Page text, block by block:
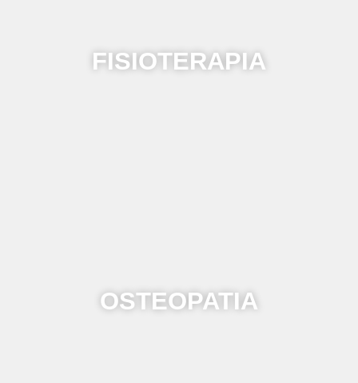
FISIOTERAPIA
OSTEOPATIA